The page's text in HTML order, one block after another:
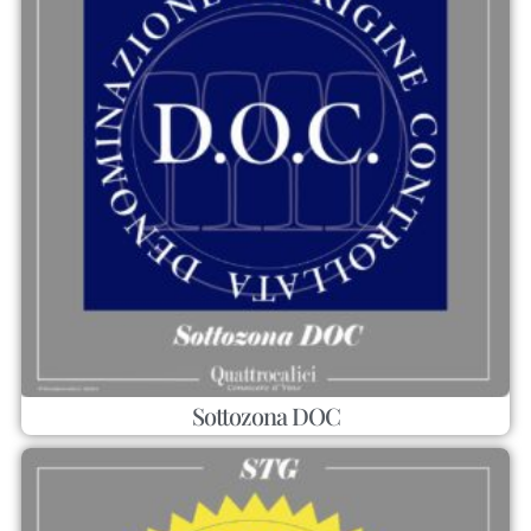
Sottozona DOC